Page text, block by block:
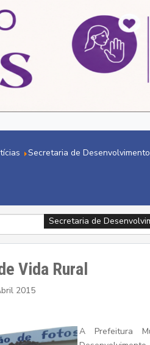
Secretaria de
Vida Rural
2015
A Prefeitura
Secretaria de